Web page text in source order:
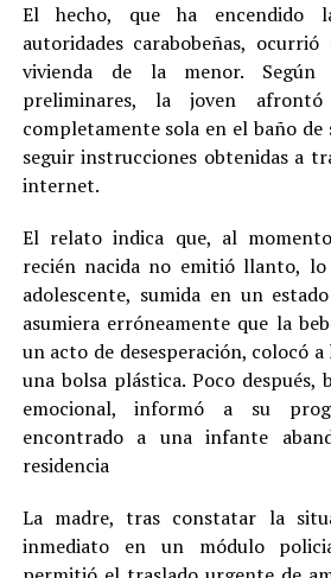
El hecho, que ha encendido
autoridades carabobeñas,
vivienda de la menor. Según
preliminares, la joven
completamente sola en el baño
seguir instrucciones obtenidas a
internet.
El relato indica que, al
recién nacida no emitió llanto,
adolescente, sumida en un
asumiera erróneamente que la
un acto de desesperación, colocó
una bolsa plástica. Poco después,
emocional, informó a su
encontrado a una infante
residencia
La madre, tras constatar la
inmediato en un módulo